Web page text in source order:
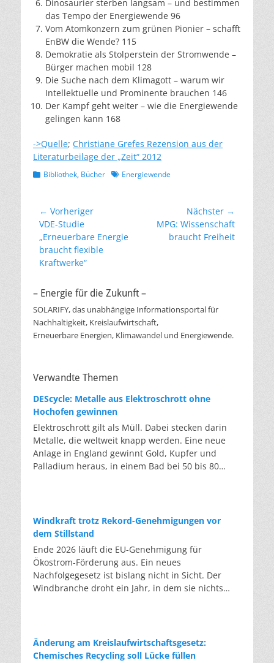
Dinosaurier sterben langsam – und bestimmen
das Tempo der Energiewende 96
Vom Atomkonzern zum grünen Pionier – schafft
EnBW die Wende? 115
Demokratie als Stolperstein der Stromwende –
Bürger machen mobil 128
Die Suche nach dem Klimagott – warum wir
Intellektuelle und Prominente brauchen 146
Der Kampf geht weiter – wie die Energiewende
gelingen kann 168
->Quelle; Christiane Grefes Rezension aus der
Literaturbeilage der „Zeit“ 2012
Kategorien
Bibliothek, Bücher Schlagworte
Energiewende
Beitragsnavigation
← Vorheriger
Vorheriger
Beitrag:
VDE-Studie
„Erneuerbare Energie
braucht flexible
Kraftwerke“
Nächster →
NächsterMPG: Wissenschaft
braucht Freiheit
– Energie für die Zukunft –
SOLARIFY, das unabhängige Informationsportal für
Nachhaltigkeit, Kreislaufwirtschaft,
Erneuerbare Energien, Klimawandel und Energiewende.
Verwandte Themen
DEScycle: Metalle aus Elektroschrott ohne
Hochofen gewinnen
Elektroschrott gilt als Müll. Dabei stecken darin
Metalle, die weltweit knapp werden. Eine neue
Anlage in England gewinnt Gold, Kupfer und
Palladium heraus, in einem Bad bei 50 bis 80
tausend Grad ein. Energieintensiv und nur im
industriellen Großmaßstab möglich. Das Londoner
Start-up DEScycle hat im englischen Teesside eine
Demonstrationsanlage eröffnet, die ohne diese
Hitze auskommt: Ein chemisches Bad löst die
Metalle bei 50 bis 80 Grad heraus, statt sie
einzuschmelzen. Das Verfahren heißt Iono-
Platine Elektronen und macht sie dadurch löslich.
Unterschiedliche Lösungsmittel-Rezepturen holen
Windkraft trotz Rekord-Genehmigungen vor
dem Stillstand
Ende 2026 läuft die EU-Genehmigung für
Ökostrom-Förderung aus. Ein neues
Nachfolgegesetz ist bislang nicht in Sicht. Der
Windbranche droht ein Jahr, in dem sie nichts
die Verfahren laufen heute deutlich schneller. Die
Halbjahresbilanz der Branche bestätigt dieses
Änderung am Kreislaufwirtschaftsgesetz:
Chemisches Recycling soll Lücke füllen